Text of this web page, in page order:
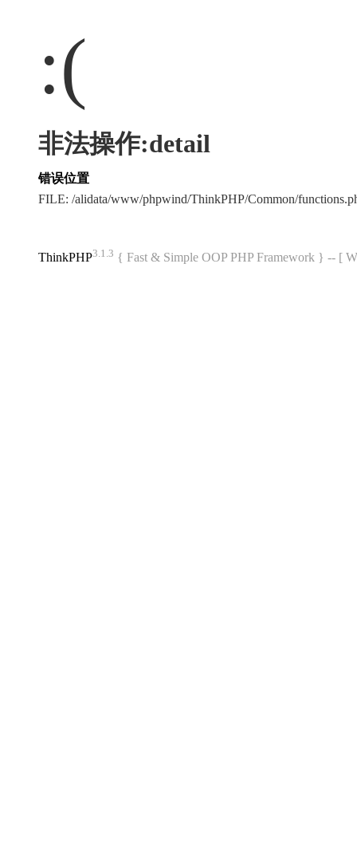
:(
非法操作:detail
错误位置
FILE: /alidata/www/phpwind/ThinkPHP/Common/
ThinkPHP3.1.3 { Fast & Simple OOP PHP Framework } -- [